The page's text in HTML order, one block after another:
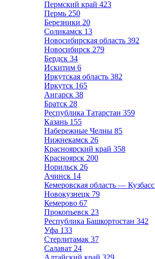
Пермский край 423
Пермь 250
Березники 20
Соликамск 13
Новосибирская область 392
Новосибирск 279
Бердск 34
Искитим 6
Иркутская область 382
Иркутск 165
Ангарск 38
Братск 28
Республика Татарстан 359
Казань 155
Набережные Челны 85
Нижнекамск 26
Красноярский край 358
Красноярск 200
Норильск 26
Ачинск 14
Кемеровская область — Кузбасс
Новокузнецк 79
Кемерово 67
Прокопьевск 23
Республика Башкортостан 342
Уфа 133
Стерлитамак 37
Салават 24
Алтайский край 329